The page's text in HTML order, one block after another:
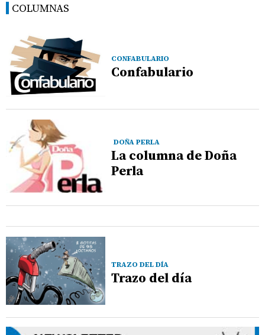
COLUMNAS
CONFABULARIO
Confabulario
DOÑA PERLA
La columna de Doña
Perla
TRAZO DEL DÍA
Trazo del día